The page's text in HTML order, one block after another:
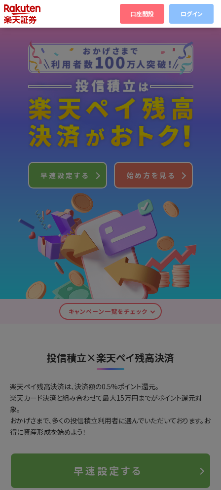
口座開設 ログイン
早速設定する 始め方を見る
キャンペーン一覧をチェック
投信積立×楽天ペイ残高決済
楽天ペイ残高決済は、決済額の0.5%ポイント還元。
楽天カード決済と組み合わせて最大15万円までがポイント還元対
象。
おかげさまで、多くの投信積立利用者に選んでいただいております。 お
得に資産形成を始めよう！
早速設定する